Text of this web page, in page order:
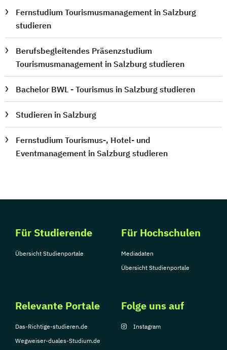
Fernstudium Tourismusmanagement in Salzburg
studieren
Berufsbegleitendes Präsenzstudium
Tourismusmanagement in Salzburg studieren
Bachelor BWL - Tourismus in Salzburg studieren
Studieren in Salzburg
Fernstudium Tourismus-, Hotel- und
Eventmanagement in Salzburg studieren
Für Studierende
Übersicht Studienportale
Für Hochschulen
Mediadaten
Übersicht Studienportale
Relevante Portale
Das-Richtige-studieren.de
Wegweiser-duales-Studium.de
Folge uns auf
Instagram